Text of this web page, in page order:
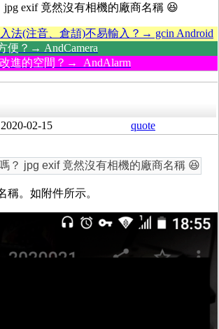
jpg exif 竟然沒有相機的廠商名稱 😆
法(注音、倉頡)不易輸入？→ gcin Android
便？→ AndCamera
進的空間？→ AndAlarm
2020-02-15 quote
？ jpg exif 竟然沒有相機的廠商名稱 😆
稱。如附件所示。